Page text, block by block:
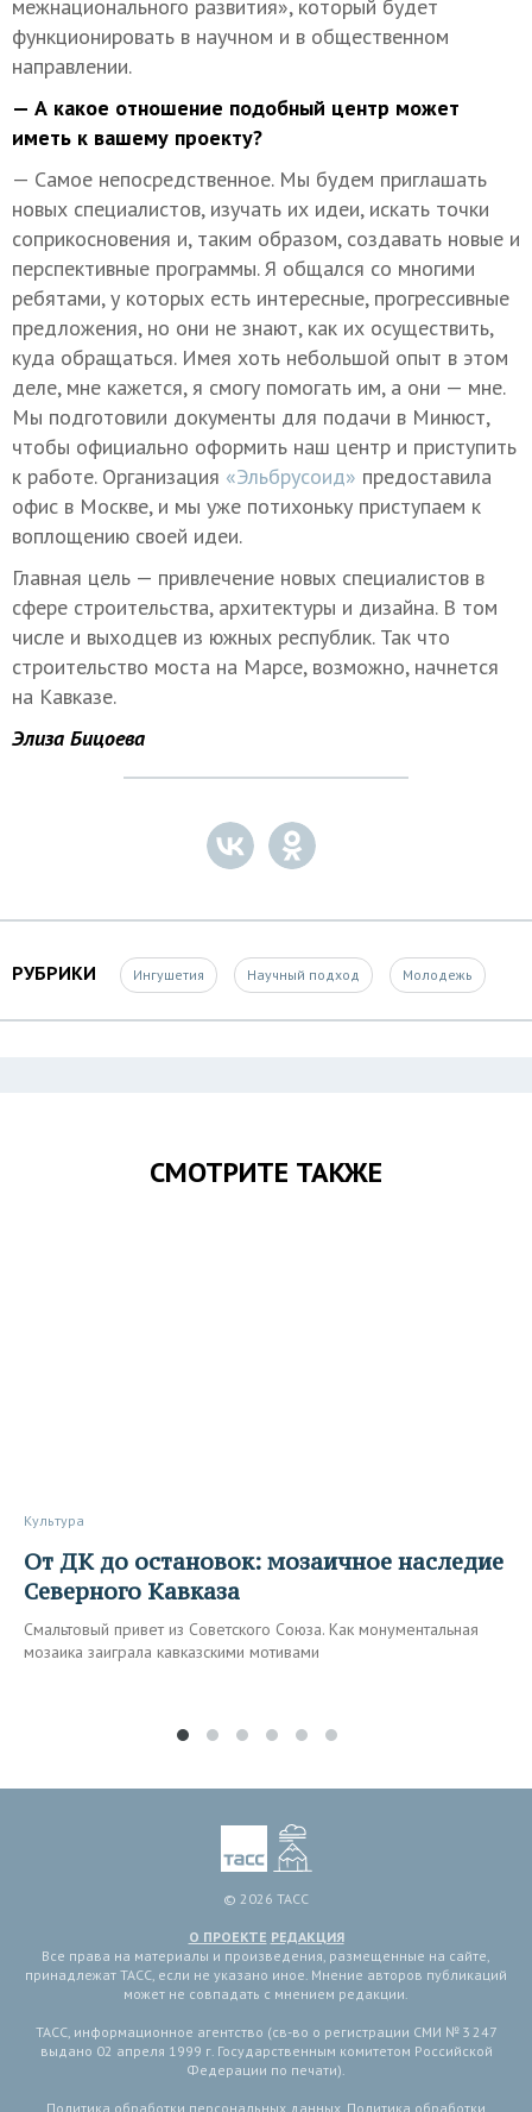
межнационального развития», который будет
функционировать в научном и в общественном
направлении.
— А какое отношение подобный центр может
иметь к вашему проекту?
— Самое непосредственное. Мы будем приглашать
новых специалистов, изучать их идеи, искать точки
соприкосновения и, таким образом, создавать новые и
перспективные программы. Я общался со многими
ребятами, у которых есть интересные, прогрессивные
предложения, но они не знают, как их осуществить,
куда обращаться. Имея хоть небольшой опыт в этом
деле, мне кажется, я смогу помогать им, а они — мне.
Мы подготовили документы для подачи в Минюст,
чтобы официально оформить наш центр и приступить
к работе. Организация «Эльбрусоид» предоставила
офис в Москве, и мы уже потихоньку приступаем к
воплощению своей идеи.
Главная цель — привлечение новых специалистов в
сфере строительства, архитектуры и дизайна. В том
числе и выходцев из южных республик. Так что
строительство моста на Марсе, возможно, начнется
на Кавказе.
Элиза Бицоева
РУБРИКИ Ингушетия Научный подход Молодежь
СМОТРИТЕ ТАКЖЕ
Культура
От ДК до остановок: мозаичное наследие
Северного Кавказа
Смальтовый привет из Советского Союза. Как монументальная
мозаика заиграла кавказскими мотивами
© 2026 ТАСС
О ПРОЕКТЕ РЕДАКЦИЯ
Все права на материалы и произведения, размещенные на сайте,
принадлежат ТАСС, если не указано иное. Мнение авторов публикаций
может не совпадать с мнением редакции.
ТАСС, информационное агентство (св-во о регистрации СМИ № 3 247
выдано 02 апреля 1999 г. Государственным комитетом Российской
Федерации по печати).
Политика обработки персональных данных Политика обработки